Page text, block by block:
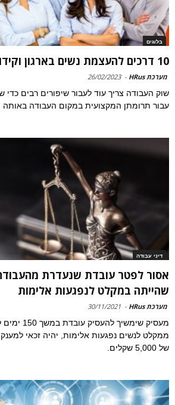
בלוגים
10 דרכים להעצמת נשים בארגון וקידומן
מערכת HRus -
26/02/2023
שוק העבודה צריך עוד לעבור שיפורים רבים כדי
עבור תרומתן המקצועית במקום העבודה באותה
דיני עבודה
אסור לפטר עובדת שנעדרת
שהייתה במקלט לנפגעות אלימות
מערכת HRus -
30/11/2021
מעסיק שימשיך
ממקלט לנשים נפגעות אלימות, יהיה זכאי
של 5,000 שקלים.